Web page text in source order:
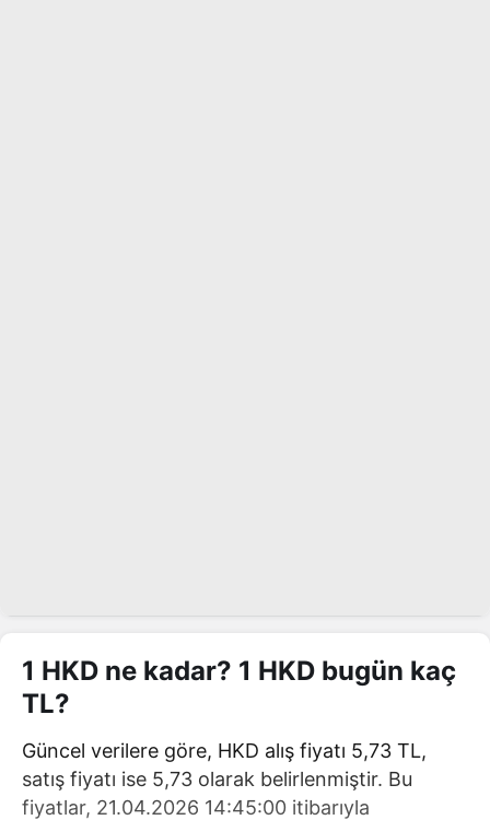
1 HKD ne kadar? 1 HKD bugün kaç
TL?
Güncel verilere göre, HKD alış fiyatı 5,73 TL,
satış fiyatı ise 5,73 olarak belirlenmiştir. Bu
fiyatlar, 21.04.2026 14:45:00 itibarıyla